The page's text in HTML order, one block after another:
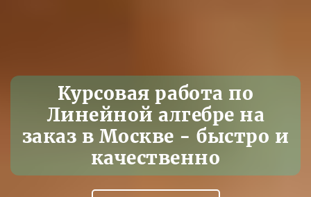
Курсовая работа по
Линейной алгебре на
заказ в Москве - быстро и
качественно